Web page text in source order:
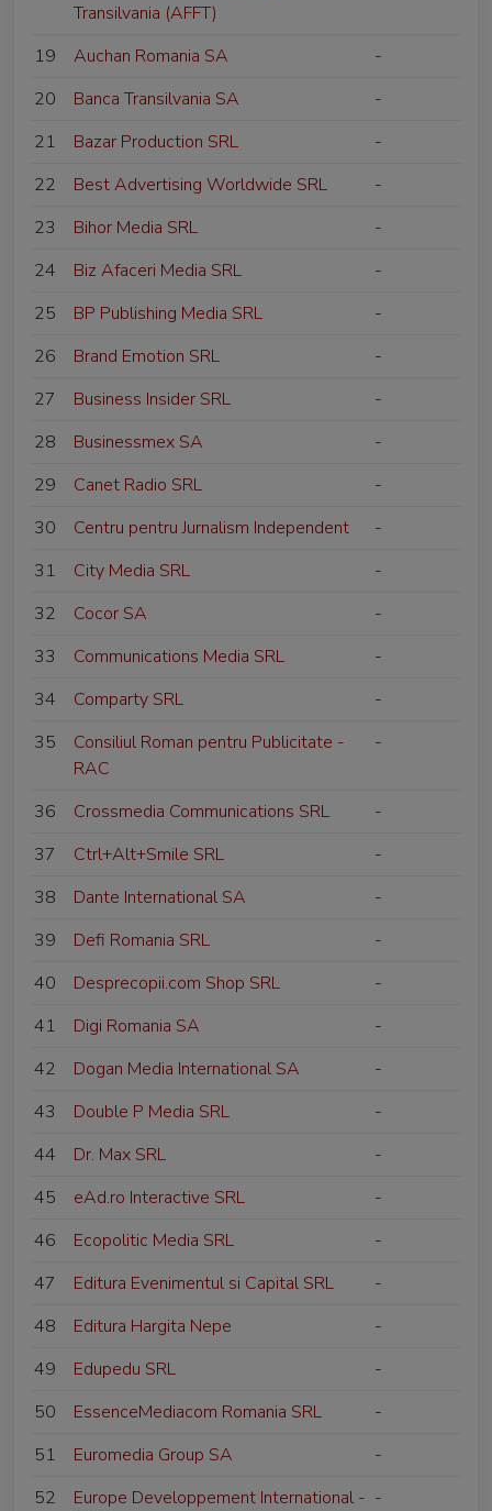
Transilvania (AFFT)
19 Auchan Romania SA
-
20
Banca Transilvania SA
-
21
Bazar Production SRL
-
22
Best Advertising Worldwide SRL
-
23
Bihor Media SRL
-
24
Biz Afaceri Media SRL
-
25
BP Publishing Media SRL
-
26
Brand Emotion SRL
-
27
Business Insider SRL
-
28
Businessmex SA
-
29
Canet Radio SRL
-
30
Centru pentru Jurnalism Independent
-
31
City Media SRL
-
32
Cocor SA
-
33
Communications Media SRL
-
34
Comparty SRL
-
35
Consiliul Roman pentru Publicitate -
RAC
-
36 Crossmedia Communications SRL
-
37
Ctrl+Alt+Smile SRL
-
38
Dante International SA
-
39
Defi Romania SRL
-
40
Desprecopii.com Shop SRL
-
41
Digi Romania SA
-
42
Dogan Media International SA
-
43
Double P Media SRL
-
44
Dr. Max SRL
-
45
eAd.ro Interactive SRL
-
46
Ecopolitic Media SRL
-
47
Editura Evenimentul si Capital SRL
-
48
Editura Hargita Nepe
-
49
Edupedu SRL
-
50
EssenceMediacom Romania SRL
-
51
Euromedia Group SA
-
52
Europe Developpement International - -